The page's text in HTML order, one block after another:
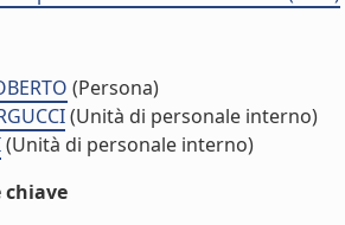
(Persona)
(Unità di personale interno)
(Unità di personale interno)
chiave